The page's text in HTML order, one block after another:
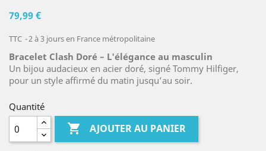
79,99 €
TTC 2 à 3 jours en France métropolitaine
Bracelet Clash Doré – L'élégance au masculin
Un bijou audacieux en acier doré, signé Tommy Hilfiger,
pour un style affirmé du matin jusqu’au soir.
Quantité
 AJOUTER AU PANIER